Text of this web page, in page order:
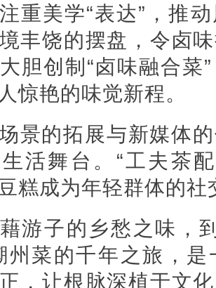
重美学“表达”，推
丰饶的摆盘，令卤
胆创制“卤味融合菜
惊艳的味觉新程。
景的拓展与新媒体
活舞台。“工夫茶
糕成为年轻群体的社
游子的乡愁之味，
州菜的千年之旅，
，让根脉深植于文